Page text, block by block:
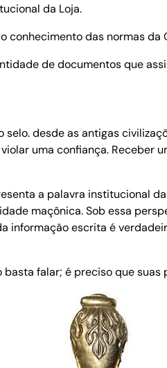
da Loja.
conhecimento das normas da
de documentos que
desde as antigas
uma confiança. Receber
a palavra institucional
maçônica. Sob essa
informação escrita é
falar; é preciso que